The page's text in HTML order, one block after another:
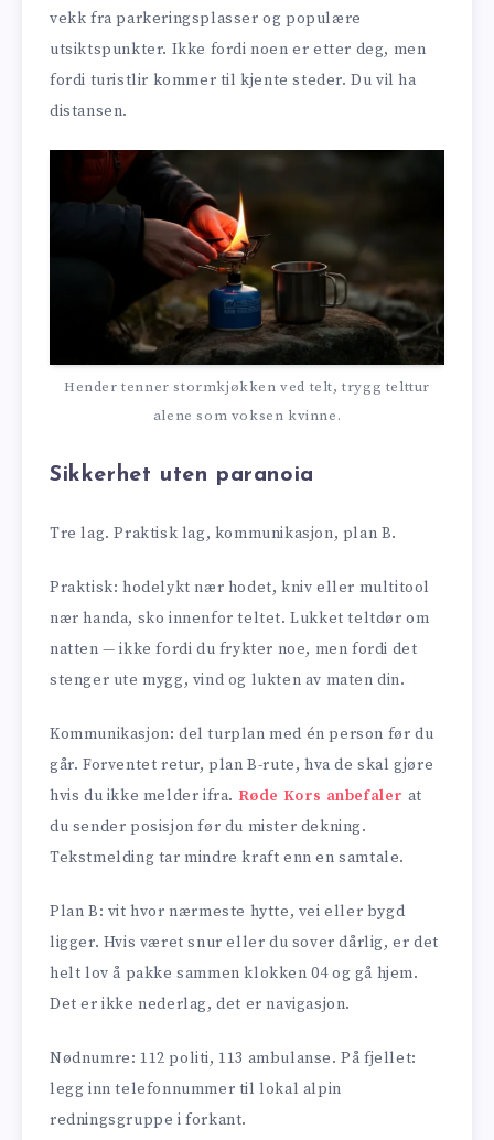
vekk fra parkeringsplasser og populære
utsiktspunkter. Ikke fordi noen er etter deg, men
fordi turistlir kommer til kjente steder. Du vil ha
distansen.
Hender tenner stormkjøkken ved telt, trygg telttur
alene som voksen kvinne.
Sikkerhet uten paranoia
Tre lag. Praktisk lag, kommunikasjon, plan B.
Praktisk: hodelykt nær hodet, kniv eller multitool
nær handa, sko innenfor teltet. Lukket teltdør om
natten — ikke fordi du frykter noe, men fordi det
stenger ute mygg, vind og lukten av maten din.
Kommunikasjon: del turplan med én person før du
går. Forventet retur, plan B-rute, hva de skal gjøre
hvis du ikke melder ifra. Røde Kors anbefaler at
du sender posisjon før du mister dekning.
Tekstmelding tar mindre kraft enn en samtale.
Plan B: vit hvor nærmeste hytte, vei eller bygd
ligger. Hvis været snur eller du sover dårlig, er det
helt lov å pakke sammen klokken 04 og gå hjem.
Det er ikke nederlag, det er navigasjon.
Nødnumre: 112 politi, 113 ambulanse. På fjellet:
legg inn telefonnummer til lokal alpin
redningsgruppe i forkant.